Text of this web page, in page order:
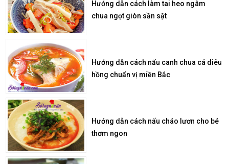
Hướng dẫn cách làm tai heo ngâm
chua ngọt giòn sần sật
Hướng dẫn cách nấu canh chua cá diêu
hồng chuẩn vị miền Bắc
Hướng dẫn cách nấu cháo lươn cho bé
thơm ngon